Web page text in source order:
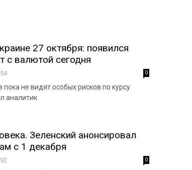
27 октября: появился
с валютой сегодня
0
не видят особых рисков по курсу
аналитик
Зеленский анонсировал
с 1 декабря
0